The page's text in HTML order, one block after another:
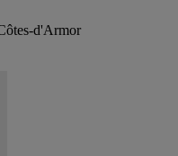
d'Armor